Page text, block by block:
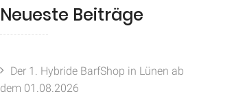
Neueste Beiträge
Der 1. Hybride BarfShop in Lünen ab
dem 01.08.2026